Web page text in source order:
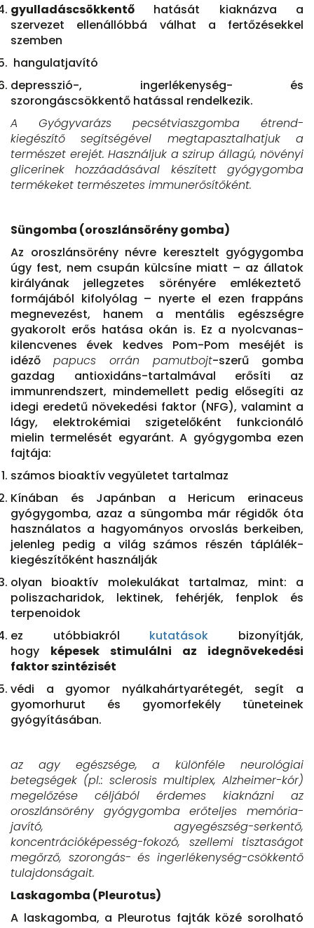
gyulladáscsökkentő hatását kiaknázva a
szervezet ellenállóbbá válhat a fertőzésekkel
szemben
hangulatjavító
depresszió-, ingerlékenység- és
szorongáscsökkentő hatással rendelkezik.
A Gyógyvarázs pecsétviaszgomba étrend-
kiegészítő segítségével megtapasztalhatjuk a
természet erejét. Használjuk a szirup állagú, növényi
glicerinek hozzáadásával készített gyógygomba
termékeket természetes immunerősítőként.
Süngomba (oroszlánsörény gomba)
Az oroszlánsörény névre keresztelt gyógygomba
úgy fest, nem csupán külcsíne miatt – az állatok
királyának jellegzetes sörényére emlékeztető
formájából kifolyólag – nyerte el ezen frappáns
megnevezést, hanem a mentális egészségre
gyakorolt erős hatása okán is. Ez a nyolcvanas-
kilencvenes évek kedves Pom-Pom meséjét is
idéző papucs orrán pamutbojt-szerű gomba
gazdag antioxidáns-tartalmával erősíti az
immunrendszert, mindemellett pedig elősegíti az
idegi eredetű növekedési faktor (NFG), valamint a
lágy, elektrokémiai szigetelőként funkcionáló
mielin termelését egyaránt. A gyógygomba ezen
fajtája:
számos bioaktív vegyületet tartalmaz
Kínában és Japánban a Hericum erinaceus
gyógygomba, azaz a süngomba már régidők óta
használatos a hagyományos orvoslás berkeiben,
jelenleg pedig a világ számos részén táplálék-
kiegészítőként használják
olyan bioaktív molekulákat tartalmaz, mint: a
poliszacharidok, lektinek, fehérjék, fenplok és
terpenoidok
ez utóbbiakról kutatások bizonyítják,
hogy képesek stimulálni az idegnövekedési
faktor szintézisét
védi a gyomor nyálkahártyarétegét, segít a
gyomorhurut és gyomorfekély tüneteinek
gyógyításában.
az agy egészsége, a különféle neurológiai
betegségek (pl.: sclerosis multiplex, Alzheimer-kór)
megelőzése céljából érdemes kiaknázni az
oroszlánsörény gyógygomba erőteljes memória-
javító, agyegészség-serkentő,
koncentrációképesség-fokozó, szellemi tisztaságot
megőrző, szorongás- és ingerlékenység-csökkentő
tulajdonságait.
Laskagomba (Pleurotus)
A laskagomba, a Pleurotus fajták közé sorolható